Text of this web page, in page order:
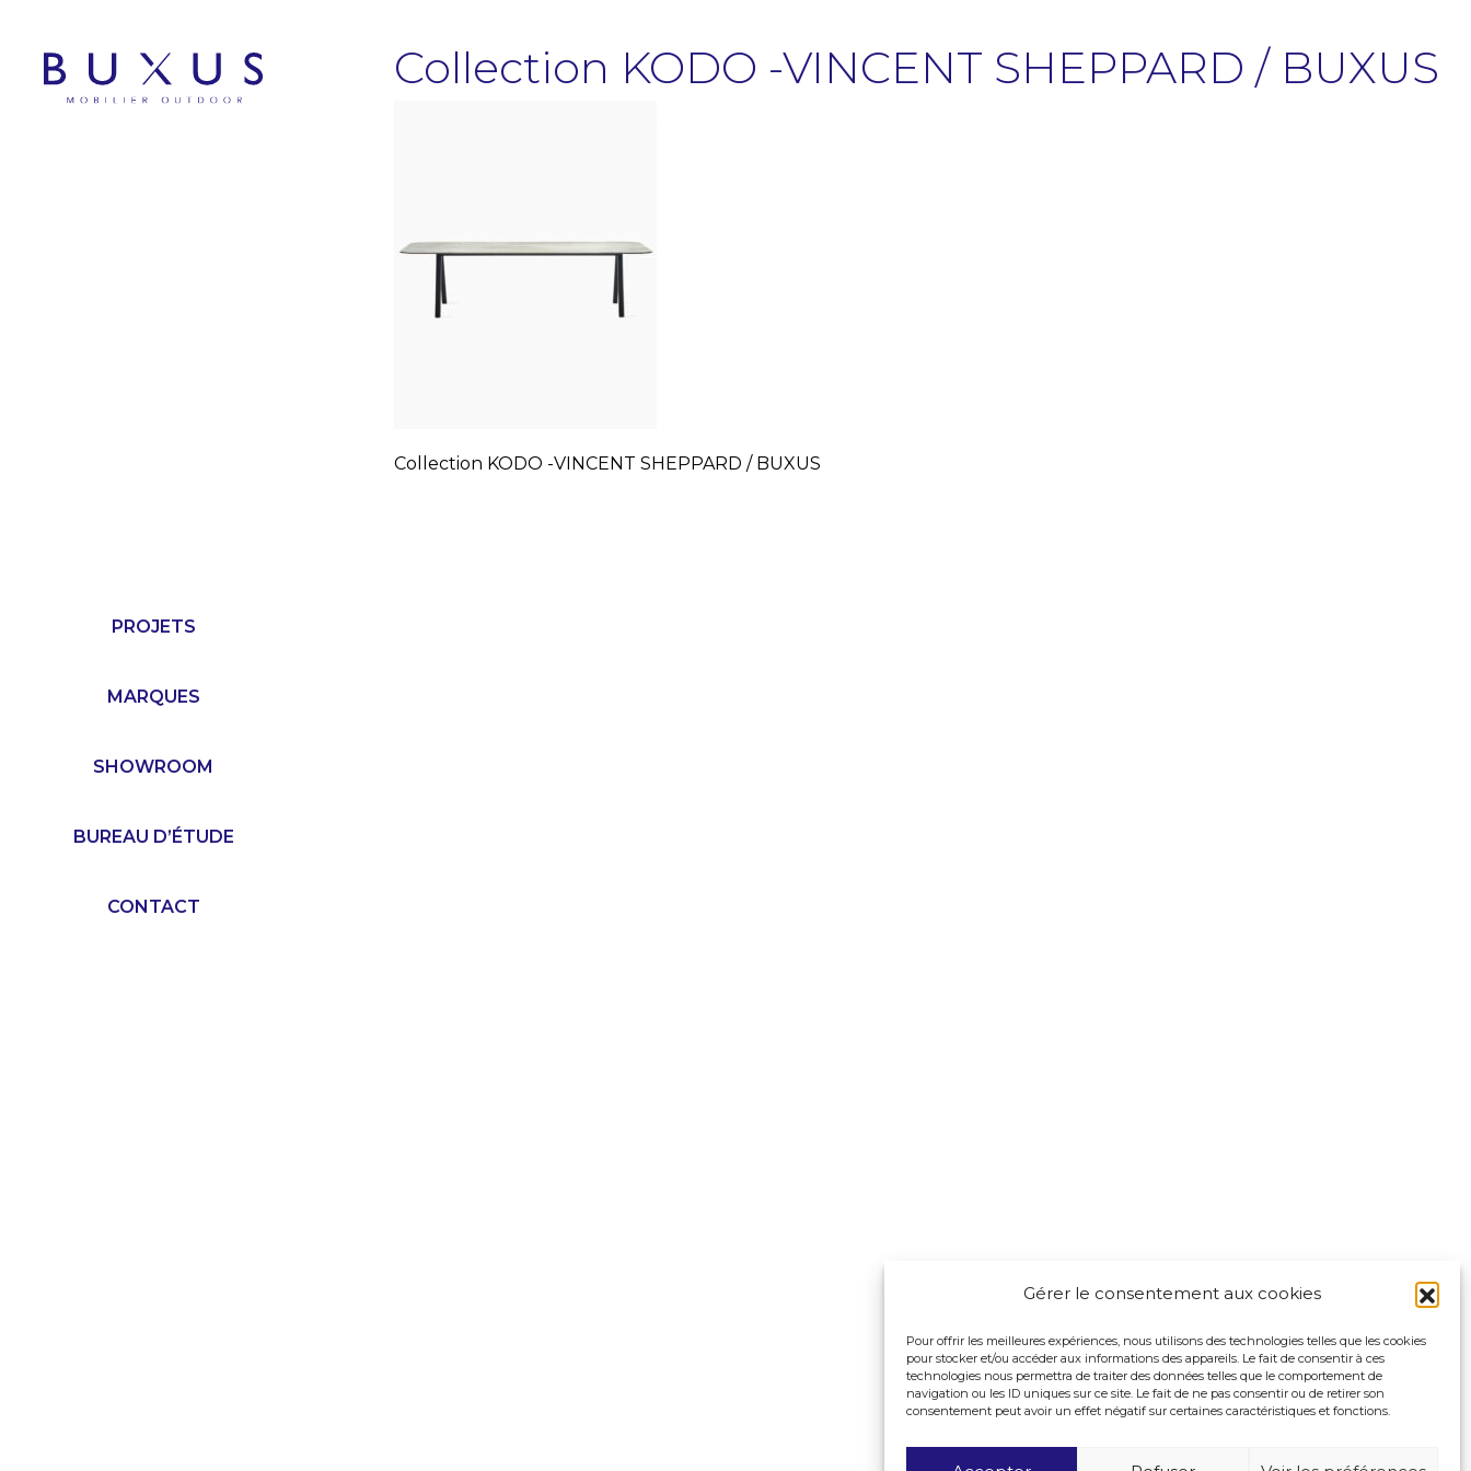
Gérer le consentement aux cookies
Pour offrir les meilleures expériences, nous utilisons des technologies telles que les cookies
pour stocker et/ou accéder aux informations des appareils. Le fait de consentir à ces
technologies nous permettra de traiter des données telles que le comportement de
navigation ou les ID uniques sur ce site. Le fait de ne pas consentir ou de retirer son
consentement peut avoir un effet négatif sur certaines caractéristiques et fonctions.
PROJETS
MARQUES
SHOWROOM
BUREAU D’ÉTUDE
CONTACT
Collection KODO -VINCENT SHEPPARD / BUXUS
Collection KODO -VINCENT SHEPPARD / BUXUS